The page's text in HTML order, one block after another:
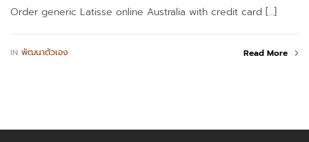
Order generic Latisse online Australia with credit card […]
IN พัฒนาตัวเอง Read More